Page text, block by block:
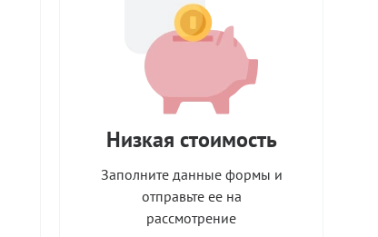
Низкая стоимость
Заполните данные формы и
отправьте ее на
рассмотрение